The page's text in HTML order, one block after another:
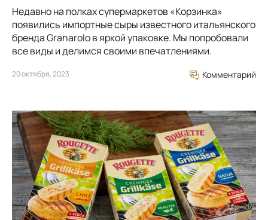
Недавно на полках супермаркетов «Корзинка»
появились импортные сыры известного итальянского
бренда Granarolo в яркой упаковке. Мы попробовали
все виды и делимся своими впечатлениями.
20 октября, 2023 Комментарий